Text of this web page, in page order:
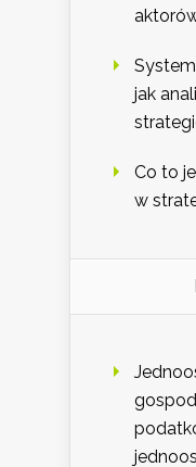
jak
Co to
w